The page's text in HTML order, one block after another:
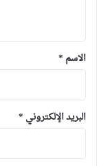
الاسم *
البريد الإلكتروني *